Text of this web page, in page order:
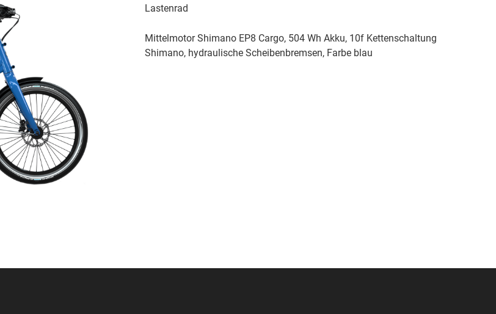
Lastenrad
Mittelmotor Shimano EP8 Cargo, 504 Wh Akku, 10f Kettenschaltung
Shimano, hydraulische Scheibenbremsen, Farbe blau